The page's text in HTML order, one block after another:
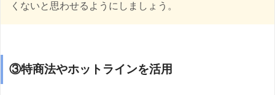
くないと思わせるようにしましょう。
③特商法やホットラインを活用